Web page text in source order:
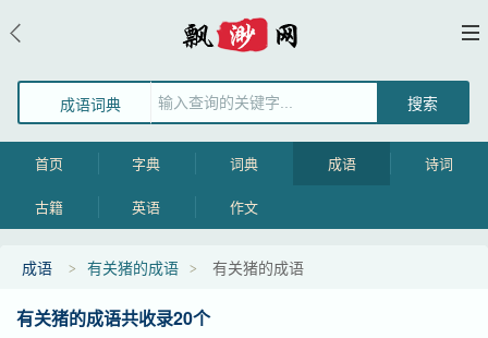
成语词典
首页 字典 词典 成语 诗词
古籍 英语 作文
成语 有关猪的成语 有关猪的成语
有关猪的成语共收录20个